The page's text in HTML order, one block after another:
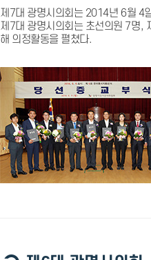
제7대 광명시의회는 2014년 6월 4
제7대 광명시의회는 초선의원 7명,
해 의정활동을 펼쳤다.